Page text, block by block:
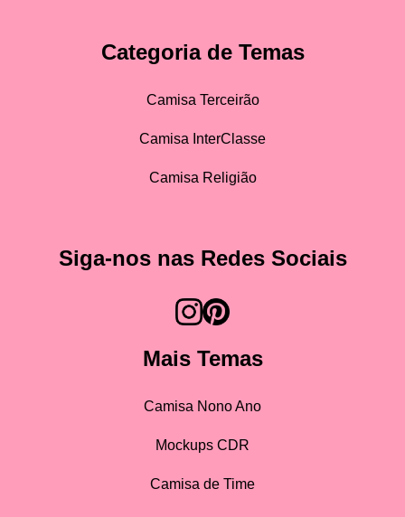
Categoria de Temas
Camisa Terceirão
Camisa InterClasse
Camisa Religião
Siga-nos nas Redes Sociais
Mais Temas
Camisa Nono Ano
Mockups CDR
Camisa de Time